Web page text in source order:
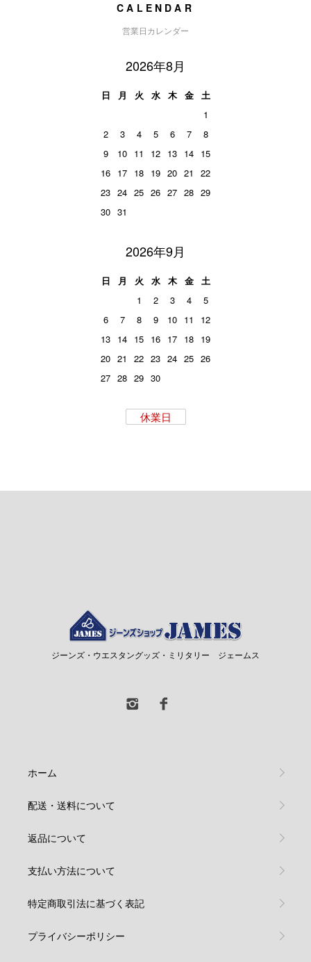
CALENDAR
営業日カレンダー
2026年8月
日 月 火 水 木 金
土
1
2
3 4 5 6 7
8
9
10 11 12 13 14 15
16 17 18 19 20 21
22
23 24 25 26 27 28 29
30 31
2026年9月
日 月 火 水 木 金
土
1
2 3 4
5
6
7 8 9 10 11
12
13 14 15 16 17 18 19
20 21 22 23 24 25 26
27 28 29 30
休業日
ジーンズ・ウエスタングッズ・ミリタリー ジェームス
ホーム
配送・送料について
返品について
支払い方法について
特定商取引法に基づく表記
プライバシーポリシー